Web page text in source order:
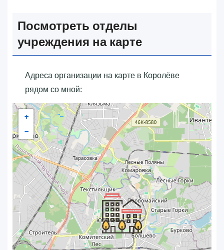
Посмотреть отделы
учреждения на карте
Адреса организации на карте в Королёве
рядом со мной:
+
−